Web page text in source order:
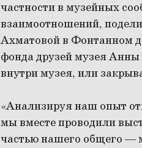
частности в музейных
взаимоотношений,
Ахматовой в Фонтанном
фонда друзей музея
внутри музея, или
«Анализируя наш опыт
мы вместе проводили
частью нашего общего —